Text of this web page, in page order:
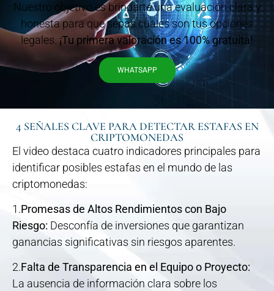
Nuestro objetivo es brindarte una evaluación clara y
honesta para que sepas cuáles son tus opciones
legales. ¡Tu primera valoración es 100% gratuita!
WHATSAPP
4 SEÑALES CLAVE PARA DETECTAR ESTAFAS EN
CRIPTOMONEDAS
El video destaca cuatro indicadores principales para
identificar posibles estafas en el mundo de las
criptomonedas:
1.Promesas de Altos Rendimientos con Bajo
Riesgo: Desconfía de inversiones que garantizan
ganancias significativas sin riesgos aparentes.
2.Falta de Transparencia en el Equipo o Proyecto:
La ausencia de información clara sobre los